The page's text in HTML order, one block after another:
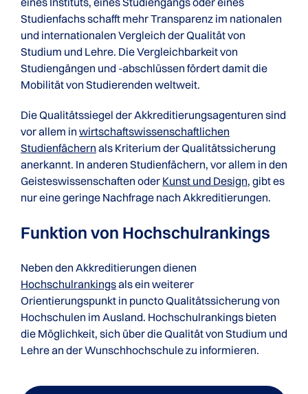
Studienfachs schafft mehr Transparenz im nationalen
und internationalen Vergleich der Qualität von
Studium und Lehre. Die Vergleichbarkeit von
Studiengängen und -abschlüssen fördert damit die
Mobilität von Studierenden weltweit.
Die Qualitätssiegel der Akkreditierungsagenturen sind
vor allem in wirtschaftswissenschaftlichen
Studienfächern als Kriterium der Qualitätssicherung
anerkannt. In anderen Studienfächern, vor allem in den
Geisteswissenschaften oder Kunst und Design, gibt es
nur eine geringe Nachfrage nach Akkreditierungen.
Funktion von Hochschulrankings
Neben den Akkreditierungen dienen
Hochschulrankingsals ein weiterer
Orientierungspunkt in puncto Qualitätssicherung von
Hochschulen im Ausland. Hochschulrankings bieten
die Möglichkeit, sich über die Qualität von Studium und
Lehre an der Wunschhochschule zu informieren.